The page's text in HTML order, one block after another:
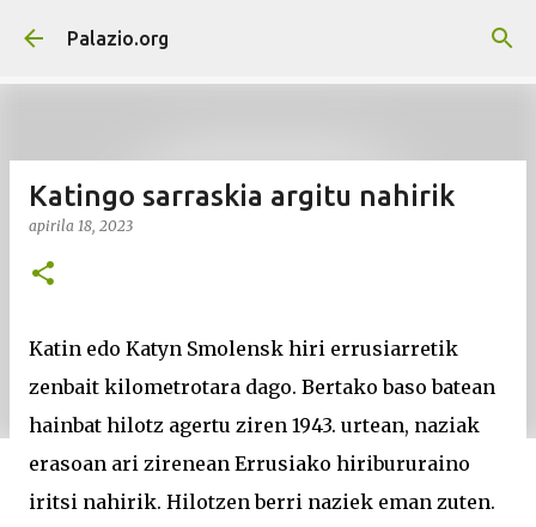
Saltatu eta joan eduki nagusira
Palazio.org
Katingo sarraskia argitu nahirik
apirila 18, 2023
Katin edo Katyn Smolensk hiri errusiarretik
zenbait kilometrotara dago. Bertako baso batean
hainbat hilotz agertu ziren 1943. urtean, naziak
erasoan ari zirenean Errusiako hiribururaino
iritsi nahirik. Hilotzen berri naziek eman zuten.